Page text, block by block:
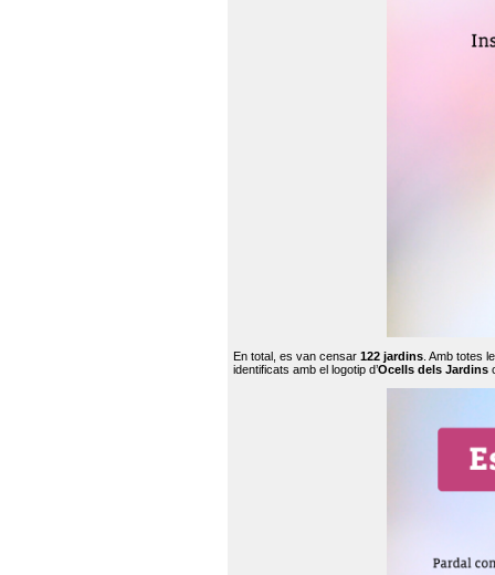
En total, es van censar 122 jardins . Amb totes
identificats amb el logotip d’Ocells dels Jardins